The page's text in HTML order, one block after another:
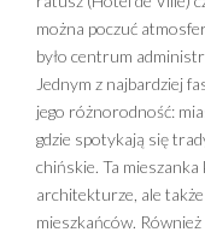
można poczuć
było centrum
Jednym z najbardziej
jego różnorodność:
gdzie spotykają się
chińskie. Ta
architekturze, ale
mieszkańców.